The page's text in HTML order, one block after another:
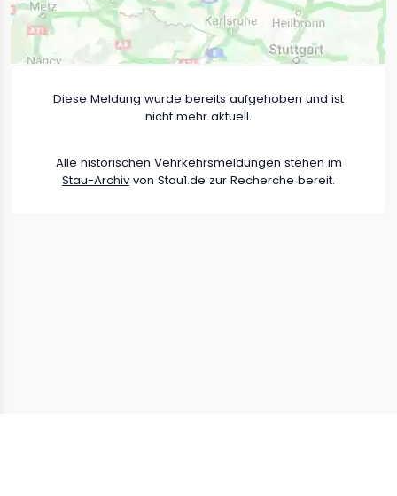
Diese Meldung wurde bereits aufgehoben und ist
nicht mehr aktuell.
Alle historischen Vehrkehrsmeldungen stehen im
Stau-Archiv von Stau1.de zur Recherche bereit.